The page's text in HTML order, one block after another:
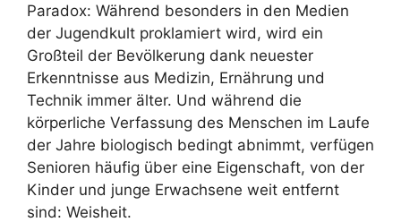
Paradox: Während besonders in den Medien
der Jugendkult proklamiert wird, wird ein
Großteil der Bevölkerung dank neuester
Erkenntnisse aus Medizin, Ernährung und
Technik immer älter. Und während die
körperliche Verfassung des Menschen im Laufe
der Jahre biologisch bedingt abnimmt, verfügen
Senioren häufig über eine Eigenschaft, von der
Kinder und junge Erwachsene weit entfernt
sind: Weisheit.